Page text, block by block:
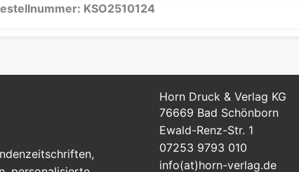
KSO2510124
Horn Druck & Verlag KG
76669 Bad Schönborn
Ewald-Renz-Str. 1
07253 9793 010
info(at)horn-verlag.de